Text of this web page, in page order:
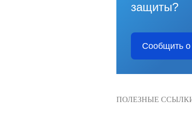
защиты?
Сообщить
ПОЛЕЗНЫЕ